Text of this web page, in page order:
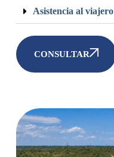
Asistencia al viajero
CONSULTAR